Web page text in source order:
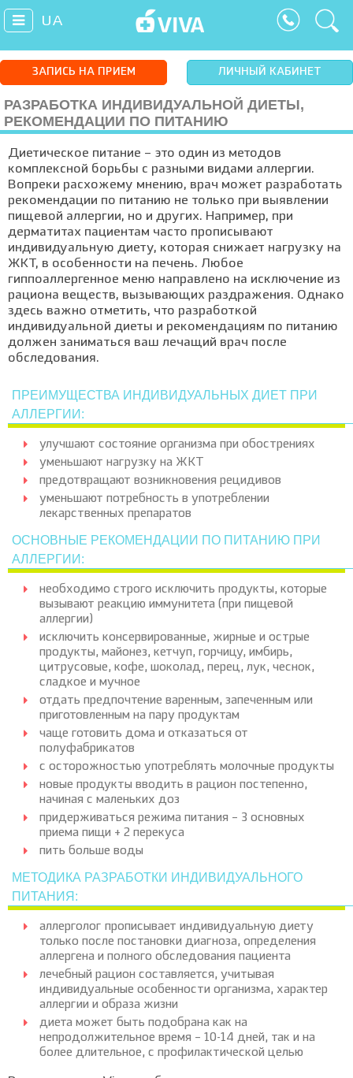
UA
ЗАПИСЬ НА ПРИЕМ ЛИЧНЫЙ КАБИНЕТ
РАЗРАБОТКА ИНДИВИДУАЛЬНОЙ ДИЕТЫ,
РЕКОМЕНДАЦИИ ПО ПИТАНИЮ
Диетическое питание – это один из методов
комплексной борьбы с разными видами аллергии.
Вопреки расхожему мнению, врач может разработать
рекомендации по питанию не только при выявлении
пищевой аллергии, но и других. Например, при
дерматитах пациентам часто прописывают
индивидуальную диету, которая снижает нагрузку на
ЖКТ, в особенности на печень. Любое
гиппоаллергенное меню направлено на исключение из
рациона веществ, вызывающих раздражения. Однако
здесь важно отметить, что разработкой
индивидуальной диеты и рекомендациям по питанию
должен заниматься ваш лечащий врач после
обследования.
ПРЕИМУЩЕСТВА ИНДИВИДУАЛЬНЫХ ДИЕТ ПРИ
АЛЛЕРГИИ:
улучшают состояние организма при обострениях
уменьшают нагрузку на ЖКТ
предотвращают возникновения рецидивов
уменьшают потребность в употреблении
лекарственных препаратов
ОСНОВНЫЕ РЕКОМЕНДАЦИИ ПО ПИТАНИЮ ПРИ
АЛЛЕРГИИ:
необходимо строго исключить продукты, которые
вызывают реакцию иммунитета (при пищевой
аллергии)
исключить консервированные, жирные и острые
продукты, майонез, кетчуп, горчицу, имбирь,
цитрусовые, кофе, шоколад, перец, лук, чеснок,
сладкое и мучное
отдать предпочтение варенным, запеченным или
приготовленным на пару продуктам
чаще готовить дома и отказаться от
полуфабрикатов
с осторожностью употреблять молочные продукты
новые продукты вводить в рацион постепенно,
начиная с маленьких доз
придерживаться режима питания – 3 основных
приема пищи + 2 перекуса
пить больше воды
МЕТОДИКА РАЗРАБОТКИ ИНДИВИДУАЛЬНОГО
ПИТАНИЯ:
аллерголог прописывает индивидуальную диету
только после постановки диагноза, определения
аллергена и полного обследования пациента
лечебный рацион составляется, учитывая
индивидуальные особенности организма, характер
аллергии и образа жизни
диета может быть подобрана как на
непродолжительное время – 10-14 дней, так и на
более длительное, с профилактической целью